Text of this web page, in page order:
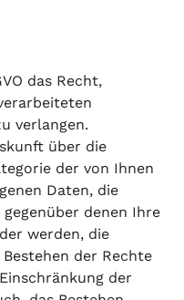
das Recht,
verlangen.
über die
der von Ihnen
Daten, die
denen Ihre
werden, die
der Rechte
der